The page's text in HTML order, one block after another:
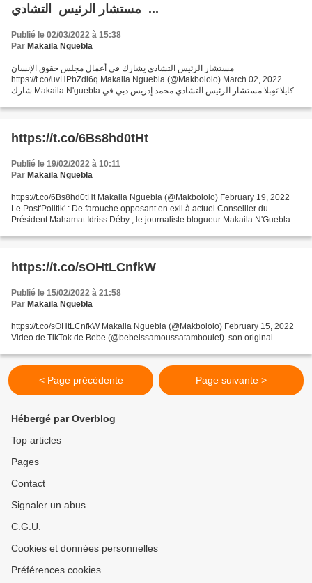
مستشار الرئيس التشادي ...
Publié le 02/03/2022 à 15:38
Par Makaila Nguebla
مستشار الرئيس التشادي يشارك في أعمال مجلس حقوق الإنسان
https://t.co/uvHPbZdl6q Makaila Nguebla (@Makbololo) March 02, 2022
شارك Makaila N'guebla ماكايلا نَقِبلا مستشار الرئيس التشادي محمد إدريس دبي في
https://t.co/6Bs8hd0tHt
Publié le 19/02/2022 à 10:11
Par Makaila Nguebla
https://t.co/6Bs8hd0tHt Makaila Nguebla (@Makbololo) February 19, 2022
Le Post'Politik' : De farouche opposant en exil à actuel Conseiller du
Président Mahamat Idriss Déby , le journaliste blogueur Makaila N'Guebla
https://t.co/sOHtLCnfkW
Publié le 15/02/2022 à 21:58
Par Makaila Nguebla
https://t.co/sOHtLCnfkW Makaila Nguebla (@Makbololo) February 15, 2022
Video de TikTok de Bebe (@bebeissamoussatamboulet). son original.
< Page précédente Page suivante >
Hébergé par Overblog
Top articles
Pages
Contact
Signaler un abus
C.G.U.
Cookies et données personnelles
Préférences cookies